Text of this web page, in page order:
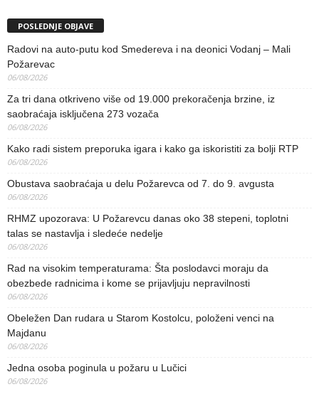
POSLEDNJE OBJAVE
Radovi na auto-putu kod Smedereva i na deonici Vodanj – Mali
Požarevac
06/08/2026
Za tri dana otkriveno više od 19.000 prekoračenja brzine, iz
saobraćaja isključena 273 vozača
06/08/2026
Kako radi sistem preporuka igara i kako ga iskoristiti za bolji RTP
06/08/2026
Obustava saobraćaja u delu Požarevca od 7. do 9. avgusta
06/08/2026
RHMZ upozorava: U Požarevcu danas oko 38 stepeni, toplotni
talas se nastavlja i sledeće nedelje
06/08/2026
Rad na visokim temperaturama: Šta poslodavci moraju da
obezbede radnicima i kome se prijavljuju nepravilnosti
06/08/2026
Obeležen Dan rudara u Starom Kostolcu, položeni venci na
Majdanu
06/08/2026
Jedna osoba poginula u požaru u Lučici
06/08/2026